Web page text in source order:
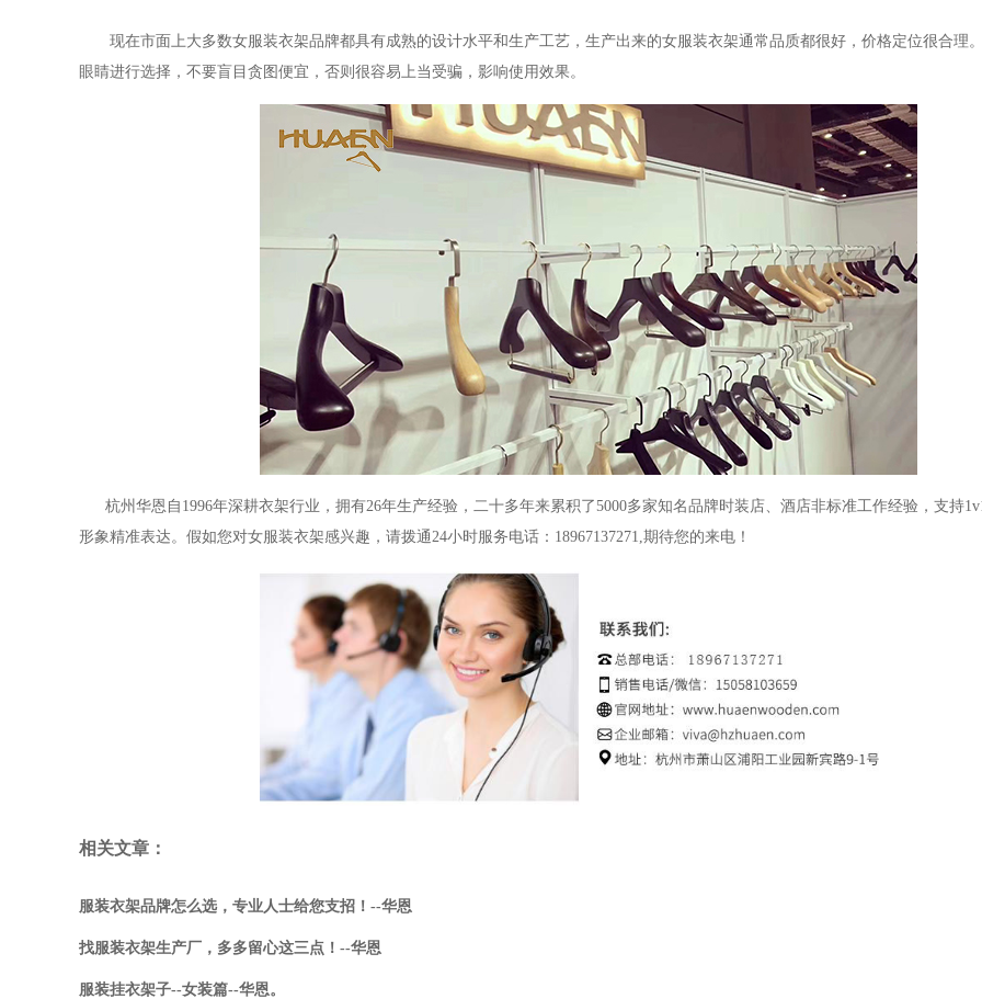
现在市面上大多数女服装衣架品牌都具有成熟的设计水平和生产工艺，生产出来的女服装衣架通常品质都很好，价格定位很合理
眼睛进行选择，不要盲目贪图便宜，否则很容易上当受骗，影响使用效果。
杭州华恩自 1996年深耕衣架行业，拥有26年生产经验，二十多年来累积了5000多家知名品牌时装店、酒店非标准工作经验，支持
形象精准表达。假如您对女服装衣架感兴趣，请拨通 24小时服务电话： 18967137271, 期待您的来电！
相关文章：
服装衣架品牌怎么选，专业人士给您支招！--华恩
找服装衣架生产厂，多多留心这三点！--华恩
服装挂衣架子--女装篇--华恩。